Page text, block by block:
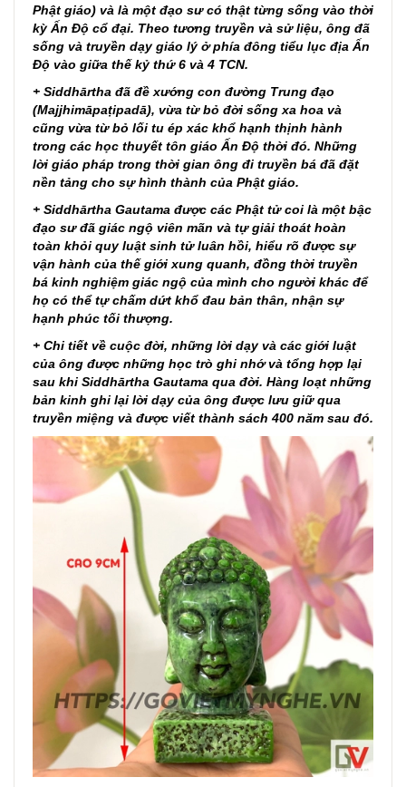
Phật giáo) và là một đạo sư có thật từng sống vào thời
kỳ Ấn Độ cổ đại. Theo tương truyền và sử liệu, ông đã
sống và truyền dạy giáo lý ở phía đông tiểu lục địa Ấn
Độ vào giữa thế kỷ thứ 6 và 4 TCN.
+ Siddhārtha đã đề xướng con đường Trung đạo
(Majjhimāpaṭipadā), vừa từ bỏ đời sống xa hoa và
cũng vừa từ bỏ lối tu ép xác khổ hạnh thịnh hành
trong các học thuyết tôn giáo Ấn Độ thời đó. Những
lời giáo pháp trong thời gian ông đi truyền bá đã đặt
nền tảng cho sự hình thành của Phật giáo.
+ Siddhārtha Gautama được các Phật tử coi là một bậc
đạo sư đã giác ngộ viên mãn và tự giải thoát hoàn
toàn khỏi quy luật sinh tử luân hồi, hiểu rõ được sự
vận hành của thế giới xung quanh, đồng thời truyền
bá kinh nghiệm giác ngộ của mình cho người khác để
họ có thể tự chấm dứt khổ đau bản thân, nhận sự
hạnh phúc tối thượng.
+ Chi tiết về cuộc đời, những lời dạy và các giới luật
của ông được những học trò ghi nhớ và tổng hợp lại
sau khi Siddhārtha Gautama qua đời. Hàng loạt những
bản kinh ghi lại lời dạy của ông được lưu giữ qua
truyền miệng và được viết thành sách 400 năm sau đó.